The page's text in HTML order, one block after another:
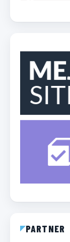
PARTNER